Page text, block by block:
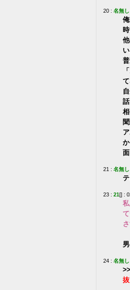
20 : 名無
21 : 名無
23 : 21[] :
24 : 名無